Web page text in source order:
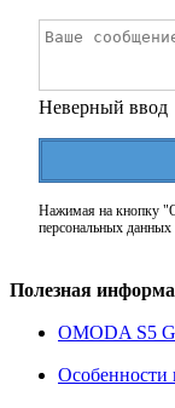
Неверный ввод
Нажимая на кнопку
персональных данных
Полезная
OMODA S5
Особенности